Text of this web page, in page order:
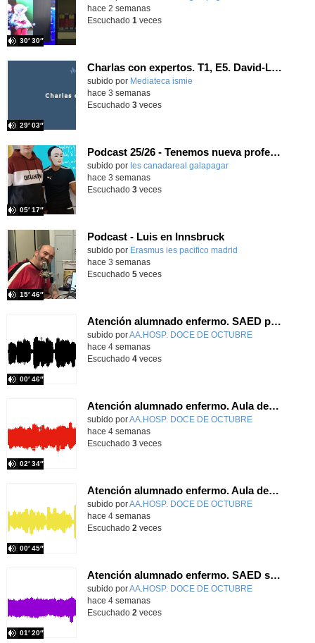
30′ 30″
hace 2 semanas
Escuchado 1 veces
Charlas con expertos. T1, E5. David-Li Ilundáin Reviriego
subido por Mediateca ismie
29′ 03″
hace 3 semanas
Escuchado 3veces
Podcast 25/26 - Tenemos nueva profesora de Griego ¿Conoces a María Eugenia?
subido por Ies canadareal galapagar
05′ 17″
-
hace 3 semanas
Escuchado 3veces
Podcast - Luis en Innsbruck
subido por Erasmus ies pacifico madrid
15′ 46″
hace 3 semanas
Escuchado 5veces
Atención alumnado enfermo. SAED primaria. José Nesh-Nash García
Contenido educativo.
subido porAA.HOSP. DOCE DE OCTUBRE
00′ 46″
-
hace 4 semanas
Escuchado 4veces
Atención alumnado enfermo. Aula dentro del hospital. Sara Martín Fernández.
Contenido educativo.
subido porAA.HOSP. DOCE DE OCTUBRE
02′ 34″
-
hace 4 semanas
Escuchado 3veces
Atención alumnado enfermo. Aula dentro del hospital. Rosa María Poza Hervás
Contenido educativo.
subido porAA.HOSP. DOCE DE OCTUBRE
00′ 45″
-
hace 4 semanas
Escuchado 2 veces
Atención alumnado enfermo. SAED secundaria. Charo Villamariz Cid.
Contenido educativo.
subido porAA.HOSP. DOCE DE OCTUBRE
01′ 20″
-
hace 4 semanas
Escuchado 2 veces